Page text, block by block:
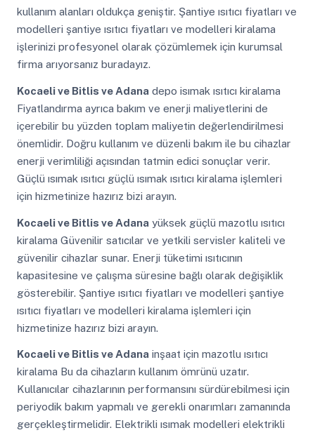
kullanım alanları oldukça geniştir. Şantiye ısıtıcı fiyatları ve
modelleri şantiye ısıtıcı fiyatları ve modelleri kiralama
işlerinizi profesyonel olarak çözümlemek için kurumsal
firma arıyorsanız buradayız.
Kocaeli ve Bitlis ve Adanadepo isımak ısıtıcı kiralama
Fiyatlandırma ayrıca bakım ve enerji maliyetlerini de
içerebilir bu yüzden toplam maliyetin değerlendirilmesi
önemlidir. Doğru kullanım ve düzenli bakım ile bu cihazlar
enerji verimliliği açısından tatmin edici sonuçlar verir.
Güçlü ısımak ısıtıcı güçlü ısımak ısıtıcı kiralama işlemleri
için hizmetinize hazırız bizi arayın.
Kocaeli ve Bitlis ve Adanayüksek güçlü mazotlu ısıtıcı
kiralama Güvenilir satıcılar ve yetkili servisler kaliteli ve
güvenilir cihazlar sunar. Enerji tüketimi ısıtıcının
kapasitesine ve çalışma süresine bağlı olarak değişiklik
gösterebilir. Şantiye ısıtıcı fiyatları ve modelleri şantiye
ısıtıcı fiyatları ve modelleri kiralama işlemleri için
hizmetinize hazırız bizi arayın.
Kocaeli ve Bitlis ve Adanainşaat için mazotlu ısıtıcı
kiralama Bu da cihazların kullanım ömrünü uzatır.
Kullanıcılar cihazlarının performansını sürdürebilmesi için
periyodik bakım yapmalı ve gerekli onarımları zamanında
gerçekleştirmelidir. Elektrikli ısımak modelleri elektrikli